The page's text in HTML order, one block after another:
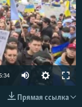
available
Прямая ссылка